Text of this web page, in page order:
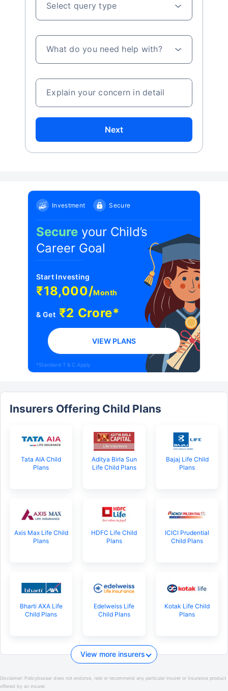
Select query type
What do you need help with?
Explain your concern in detail
Next
Investment Secure
Secure your Child’s
Career Goal
Start Investing
₹18,000/Month
& Get₹2 Crore*
VIEW PLANS
*Standard T & C Apply
Insurers Offering Child Plans
Tata AIA Child
Plans
Aditya Birla Sun
Life Child Plans
Bajaj Life Child
Plans
Axis Max Life Child
Plans
HDFC Life Child
Plans
ICICI Prudential
Child Plans
Bharti AXA Life
Child Plans
Edelweiss Life
Child Plans
Kotak Life Child
Plans
View more insurers
Disclaimer: Policybazaar does not endorse, rate or recommend any particular insurer or insurance product
offered by an insurer.